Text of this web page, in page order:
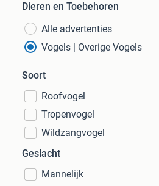
Dieren en Toebehoren
Alle advertenties
Vogels | Overige Vogels
Soort
Roofvogel
Tropenvogel
Wildzangvogel
Geslacht
Mannelijk